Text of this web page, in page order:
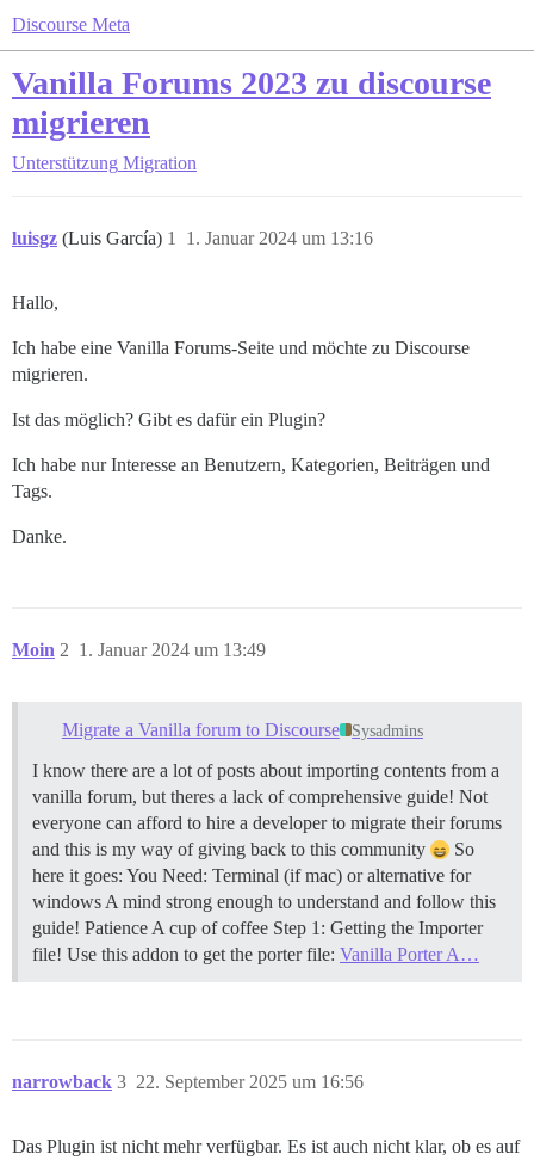
Discourse Meta
Vanilla Forums 2023 zu discourse
migrieren
Unterstützung Migration
luisgz (Luis García) 1. Januar 2024 um 13:16
1
Hallo,
Ich habe eine Vanilla Forums-Seite und möchte zu Discourse
migrieren.
Ist das möglich? Gibt es dafür ein Plugin?
Ich habe nur Interesse an Benutzern, Kategorien, Beiträgen und
Tags.
Danke.
Moin 1. Januar 2024 um 13:49
2
Migrate a Vanilla forum to Discourse Sysadmins
I know there are a lot of posts about importing contents from a
vanilla forum, but theres a lack of comprehensive guide! Not
everyone can afford to hire a developer to migrate their forums
and this is my way of giving back to this community
So
here it goes: You Need: Terminal (if mac) or alternative for
windows A mind strong enough to understand and follow this
guide! Patience A cup of coffee Step 1: Getting the Importer
file! Use this addon to get the porter file: Vanilla Porter A…
narrowback 22. September 2025 um 16:56
3
Das Plugin ist nicht mehr verfügbar. Es ist auch nicht klar, ob es auf